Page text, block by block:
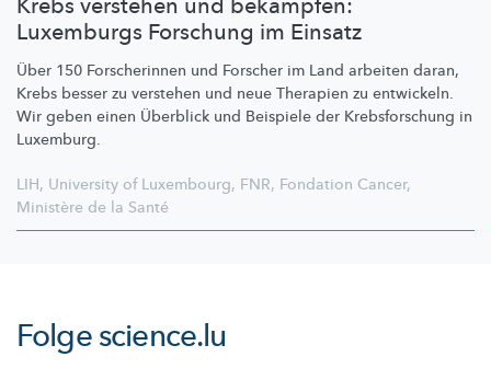
Luxemburgs Forschung im Einsatz
Über 150 Forscherinnen und Forscher im Land arbeiten daran,
Krebs besser zu verstehen und neue Therapien zu entwickeln.
Wir geben einen Überblick und Beispiele der Krebsforschung in
Luxemburg.
LIH, University of Luxembourg, FNR, Fondation Cancer,
Ministère de la Santé
Folgescience.lu